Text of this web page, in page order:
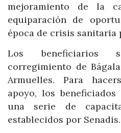
mejoramiento de la
equiparación de
época de crisis sanitaria
Los beneficiarios
corregimiento de
Armuelles. Para
apoyo, los
una serie de
establecidos por Senadis.